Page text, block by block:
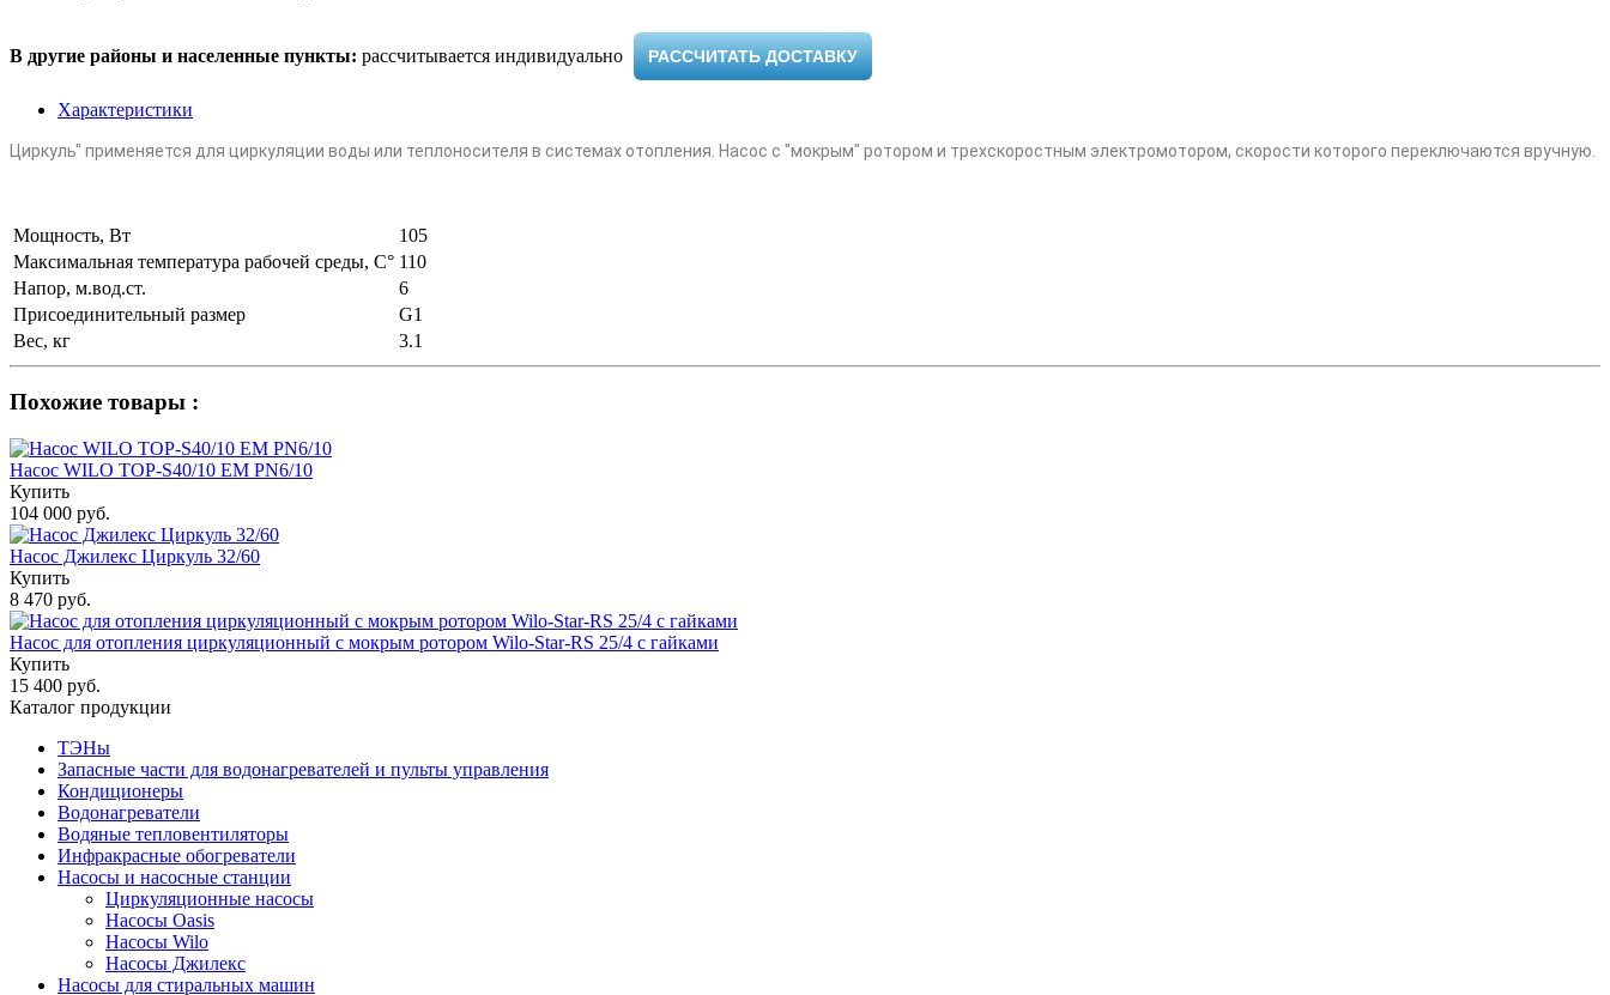
В другие районы и населенные пункты: рассчитывается индивидуально ​ РАССЧИТАТЬ ДОСТАВКУ
Характеристики
Циркуль" применяется для циркуляции воды или теплоносителя в системах отопления. Насос с "мокрым" ротором и трехскоростным электромотором, скорости которого переключаются вручную.
Мощность, Вт
105
Максимальная температура рабочей среды, С° 110
Напор, м.вод.ст.
6
Присоединительный размер
G1
Вес, кг
3.1
Похожие товары :
Насос WILO TOP-S40/10 EM PN6/10
Купить
104 000 руб.
Насос Джилекс Циркуль 32/60
Купить
8 470 руб.
Насос для отопления циркуляционный с мокрым ротором Wilo-Star-RS 25/4 с гайками
Купить
15 400 руб.
Каталог продукции
ТЭНы
Запасные части для водонагревателей и пульты управления
Кондиционеры
Водонагреватели
Водяные тепловентиляторы
Инфракрасные обогреватели
Насосы и насосные станции
Циркуляционные насосы
Насосы Oasis
Насосы Wilo
Насосы Джилекс
Насосы для стиральных машин